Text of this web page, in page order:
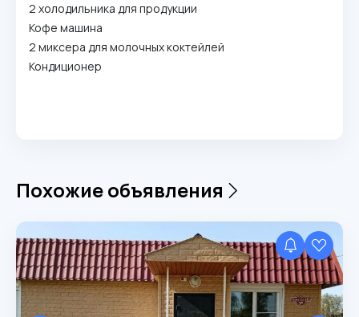
2 холодильника для продукции
Кофе машина
2 миксера для молочных коктейлей
Кондиционер
Похожие объявления